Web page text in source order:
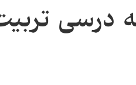
درسی